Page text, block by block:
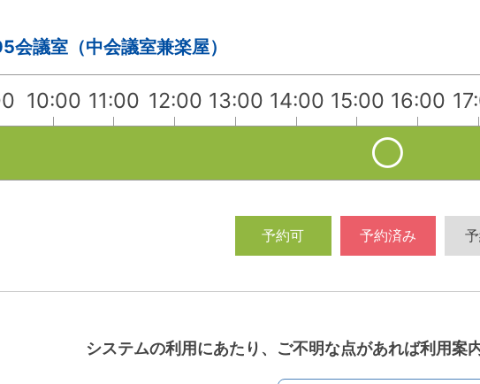
議室（中会議室兼楽屋）
10:00 11:00 12:00 13:00 14:00 15:00 16:00
予約可 予約済み
システムの利用にあたり、ご不明な点があれば利用案